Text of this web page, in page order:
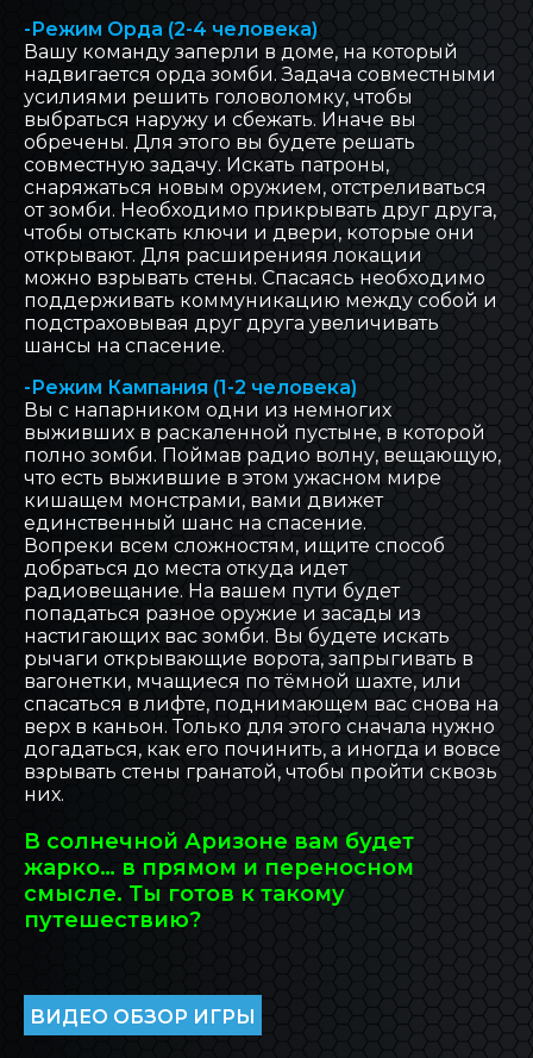
-Режим Орда (2-4 человека)
Вашу команду заперли в доме, на который
надвигается орда зомби. Задача совместными
усилиями решить головоломку, чтобы
выбраться наружу и сбежать. Иначе вы
обречены. Для этого вы будете решать
совместную задачу. Искать патроны,
снаряжаться новым оружием, отстреливаться
от зомби. Необходимо прикрывать друг друга,
чтобы отыскать ключи и двери, которые они
открывают. Для расширенияя локации
можно взрывать стены. Спасаясь необходимо
поддерживать коммуникацию между собой и
подстраховывая друг друга увеличивать
шансы на спасение.
-Режим Кампания (1-2 человека)
Вы с напарником одни из немногих
выживших в раскаленной пустыне, в которой
полно зомби. Поймав радио волну, вещающую,
что есть выжившие в этом ужасном мире
кишащем монстрами, вами движет
единственный шанс на спасение.
Вопреки всем сложностям, ищите способ
добраться до места откуда идет
радиовещание. На вашем пути будет
попадаться разное оружие и засады из
настигающих вас зомби. Вы будете искать
рычаги открывающие ворота, запрыгивать в
вагонетки, мчащиеся по тёмной шахте, или
спасаться в лифте, поднимающем вас снова на
верх в каньон. Только для этого сначала нужно
догадаться, как его починить, а иногда и вовсе
взрывать стены гранатой, чтобы пройти сквозь
них.
В солнечной Аризоне вам будет
жарко… в прямом и переносном
смысле. Ты готов к такому
путешествию?
ВИДЕО ОБЗОР ИГРЫ